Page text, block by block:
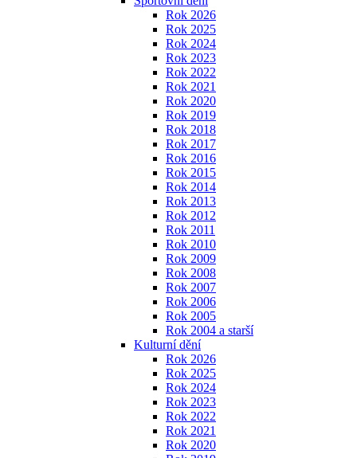
Rok 2026
Rok 2025
Rok 2024
Rok 2023
Rok 2022
Rok 2021
Rok 2020
Rok 2019
Rok 2018
Rok 2017
Rok 2016
Rok 2015
Rok 2014
Rok 2013
Rok 2012
Rok 2011
Rok 2010
Rok 2009
Rok 2008
Rok 2007
Rok 2006
Rok 2005
Rok 2004 a starší
Kulturní dění
Rok 2026
Rok 2025
Rok 2024
Rok 2023
Rok 2022
Rok 2021
Rok 2020